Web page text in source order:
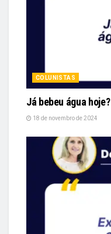
COLUNISTAS
Já bebeu água hoje?
18 de novembro de 2024